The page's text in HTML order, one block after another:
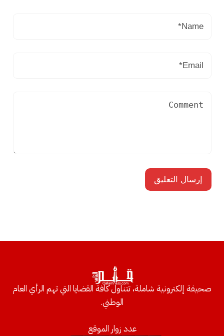
صحيفة إلكترونية شاملة، تتناول كافة القضايا التي تهم الرأي العام
الوطني.
عدد زوار الموقع